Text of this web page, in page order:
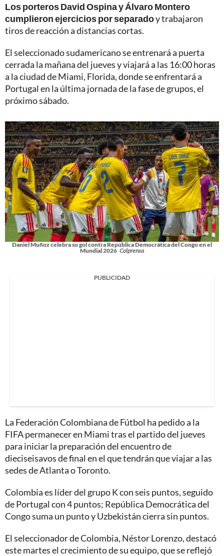
Los porteros David Ospina y Álvaro Montero
cumplieron ejercicios por separadoy trabajaron
tiros de reacción a distancias cortas.
El seleccionado sudamericano se entrenará a puerta
cerrada la mañana del jueves y viajará a las 16:00 horas
a la ciudad de Miami, Florida, donde se enfrentará a
Portugal en la última jornada de la fase de grupos, el
próximo sábado.
Daniel Muñoz celebra su gol contra República Democrática del Congo en el
Mundial 2026 Colprensa
PUBLICIDAD
La Federación Colombiana de Fútbol ha pedido a la
FIFA permanecer en Miami tras el partido del jueves
para iniciar la preparación del encuentro de
dieciseisavos de final en el que tendrán que viajar a las
sedes de Atlanta o Toronto.
Colombia es líder del grupo K con seis puntos, seguido
de Portugal con 4 puntos; República Democrática del
Congo suma un punto y Uzbekistán cierra sin puntos.
El seleccionador de Colombia, Néstor Lorenzo, destacó
este martes el crecimiento de su equipo, que se reflejó